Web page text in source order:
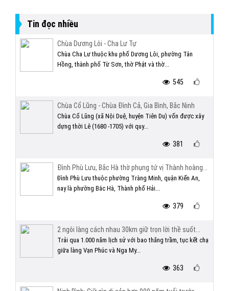
Tin đọc nhiều
Chùa Dương Lôi - Cha Lư Tự
Chùa Cha Lư thuộc khu phố Dương Lôi, phường Tân
Hồng, thành phố Từ Sơn, thờ Phật và thờ...
545
Chùa Cổ Lũng - Chùa Đình Cả, Gia Bình, Bắc Ninh
Chùa Cổ Lũng (xã Nội Duệ, huyện Tiên Du) vốn được xây
dựng thời Lê (1680 -1705) với quy...
381
Đình Phù Lưu, Bắc Hà thờ phụng tứ vị Thành hoàng...
Đình Phù Lưu thuộc phường Tràng Minh, quận Kiến An,
nay là phường Bắc Hà, Thành phố Hải...
379
2 ngôi làng cách nhau 30km giữ trọn lời thề suốt...
Trải qua 1.000 năm lịch sử với bao thăng trầm, tục kết chạ
giữa làng Vạn Phúc và Nga My...
363